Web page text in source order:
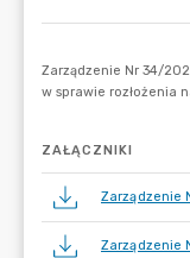
ZAŁĄCZNIKI
Zarządzenie
Zarządzenie